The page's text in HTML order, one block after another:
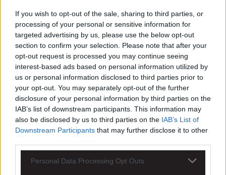
If you wish to opt-out of the sale, sharing to third parties, or
processing of your personal or sensitive information for
targeted advertising by us, please use the below opt-out
section to confirm your selection. Please note that after your
opt-out request is processed you may continue seeing
interest-based ads based on personal information utilized by
us or personal information disclosed to third parties prior to
your opt-out. You may separately opt-out of the further
disclosure of your personal information by third parties on the
IAB’s list of downstream participants. This information may
also be disclosed by us to third parties on the IAB’s List of
Downstream Participants that may further disclose it to other
Personal Data Processing Opt Outs
Πρώτος ο Σκυλοδήμος
Στην κατηγορία Masters στον 36ο γύρο «ΘΥΣΙΑΣ» αγωνίστηκε ο
Παναγιώτης Σκυλοδήμος και κατέκτησε ένα ακόμα χρυσό...